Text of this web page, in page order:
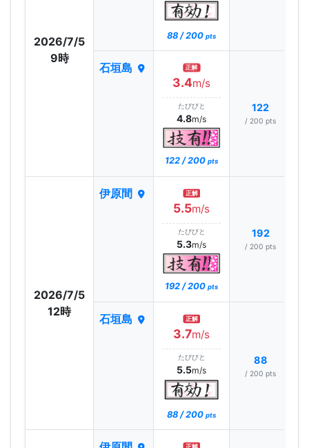
2026/7/5
9時
88 / 200 pts
石垣島 正解
3.4m/s
たびびと
4.8m/s
122 / 200 pts
122
/ 200 pts
2026/7/5
12時
伊原間 正解
5.5m/s
たびびと
5.3m/s
192 / 200 pts
192
/ 200 pts
石垣島 正解
3.7m/s
たびびと
5.5m/s
88 / 200 pts
88
/ 200 pts